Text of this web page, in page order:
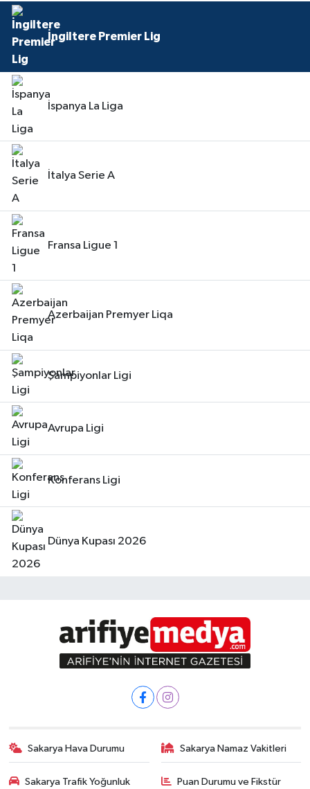
İngiltere Premier Lig
İspanya La Liga
İtalya Serie A
Fransa Ligue 1
Azerbaijan Premyer Liqa
Şampiyonlar Ligi
Avrupa Ligi
Konferans Ligi
Dünya Kupası 2026
Sakarya Hava Durumu Sakarya Namaz Vakitleri
Sakarya Trafik Yoğunluk Puan Durumu ve Fikstür